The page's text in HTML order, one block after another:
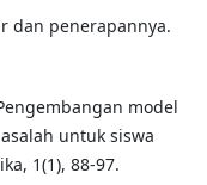
dan penerapannya.
model
untuk siswa
1(1), 88-97.